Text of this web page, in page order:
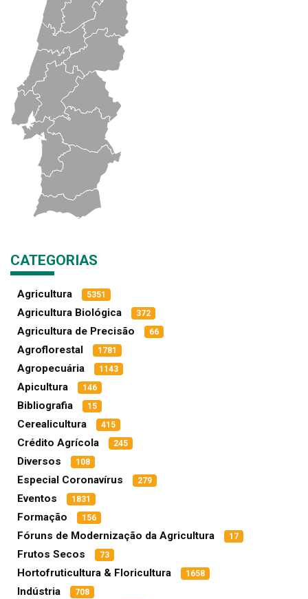
CATEGORIAS
Agricultura 5351
Agricultura Biológica 372
Agricultura de Precisão 66
Agroflorestal 1781
Agropecuária 1143
Apicultura 146
Bibliografia 15
Cerealicultura 415
Crédito Agrícola 245
Diversos 108
Especial Coronavírus 279
Eventos 1831
Formação 156
Fóruns de Modernização da Agricultura 17
Frutos Secos 73
Hortofruticultura & Floricultura 1658
Indústria 708